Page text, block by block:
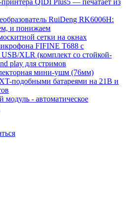
QIDI Plus5 — печатает из
RuiDeng RK6006H:
и понижаем
сетки на окнах
FIFINE T688 с
XLR (комплект со стойкой-
play для стримов
мини-ушм (76мм)
подобными батареями на 21В и
модуль - автоматическое